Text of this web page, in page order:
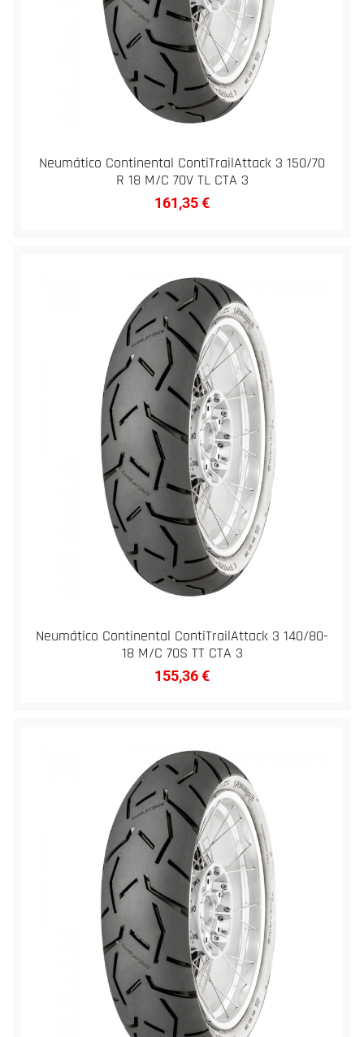
Neumático Continental ContiTrailAttack 3 150/70
R 18 M/C 70V TL CTA 3
161,35€
Neumático Continental ContiTrailAttack 3 140/80-
18 M/C 70S TT CTA 3
155,36€